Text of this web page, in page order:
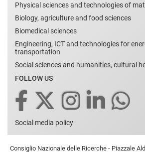
Physical sciences and technologies of
Biology, agriculture and food sciences
Biomedical sciences
Engineering, ICT and technologies for
transportation
Social sciences and humanities, cultural
FOLLOW US
Social media policy
Consiglio Nazionale delle Ricerche - Piazzale